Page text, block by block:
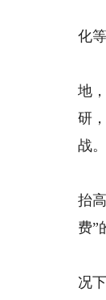
走
化
此
地
研
战。
一
抬
费”
二
况